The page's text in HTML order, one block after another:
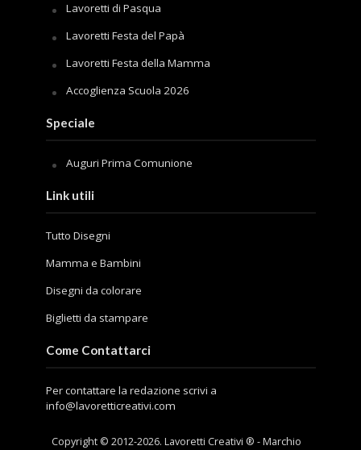
Lavoretti di Pasqua
Lavoretti Festa del Papà
Lavoretti Festa della Mamma
Accoglienza Scuola 2026
Speciale
Auguri Prima Comunione
Link utili
Tutto Disegni
Mamma e Bambini
Disegni da colorare
Biglietti da stampare
Come Contattarci
Per contattare la redazione scrivi a
info@lavoretticreativi.com
Copyright © 2012-2026. Lavoretti Creativi ® - Marchio